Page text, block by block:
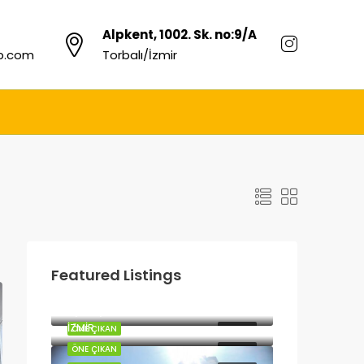
Alpkent, 1002. Sk. no:9/A
Torbalı/İzmir
Featured Listings
SATILIK
ÖNE ÇIKAN
SATILIK
ÖNE ÇIKAN
İZMİR